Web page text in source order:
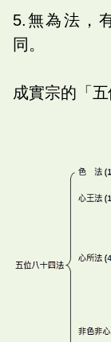
5.無為法，
同。
成實宗的「